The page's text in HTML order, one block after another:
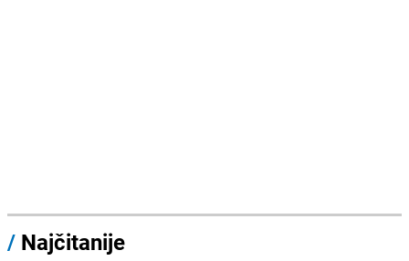
/ Najčitanije